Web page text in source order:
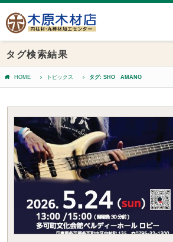
タグ検索結果
HOME トピックス タグ: SHO AMANO